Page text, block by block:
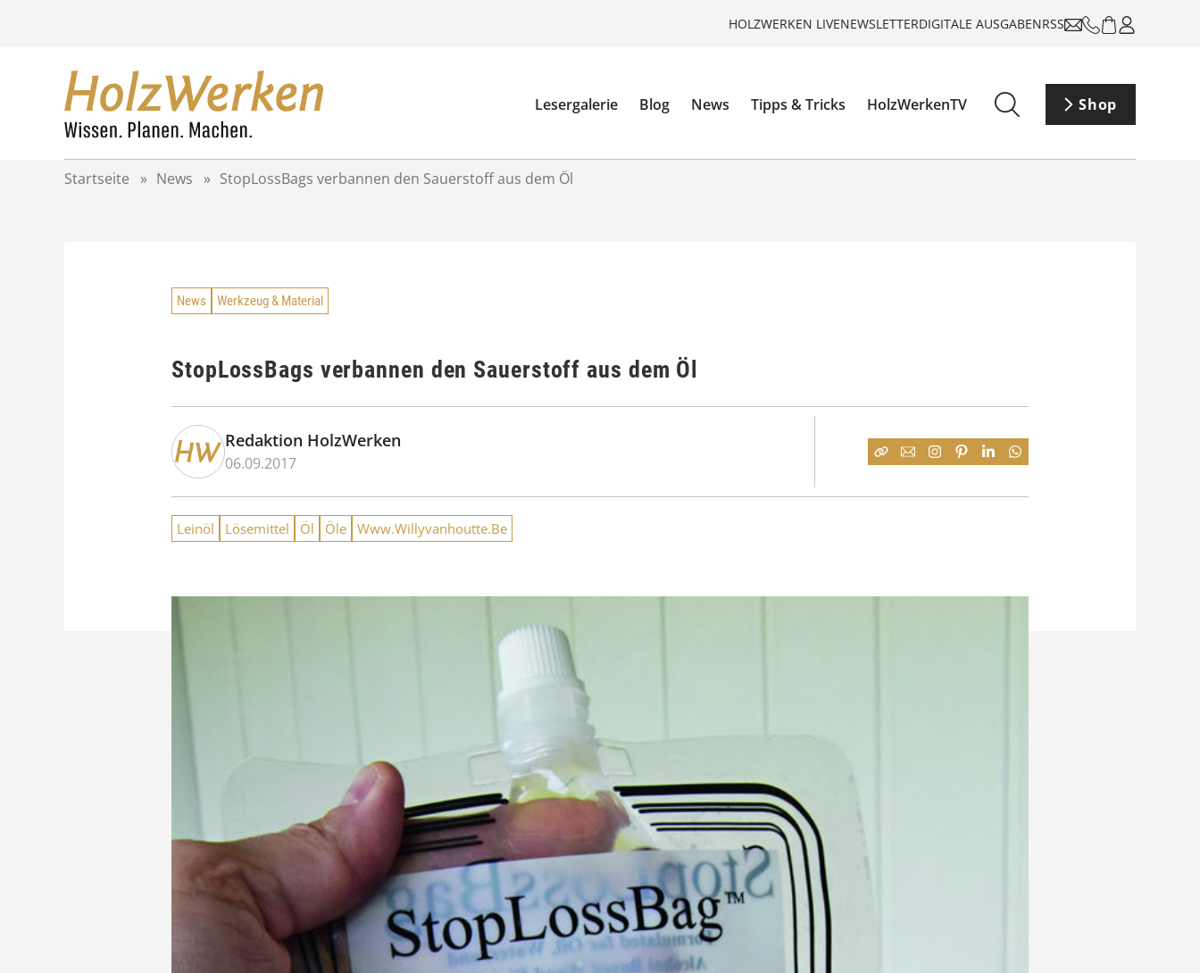
HOLZWERKEN LIVENEWSLETTERDIGITALE AUSGABENRSS
Lesergalerie Blog News Tipps & Tricks HolzWerkenTV Shop
Startseite » News » StopLossBags verbannen den Sauerstoff aus dem Öl
News Werkzeug & Material
StopLossBags verbannen den Sauerstoff aus dem Öl
Redaktion HolzWerken
06.09.2017
Leinöl Lösemittel Öl Öle Www.Willyvanhoutte.Be